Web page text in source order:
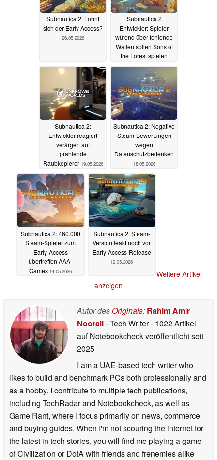
Subnautica 2: Lohnt
sich der Early Access?
26.05.2026
Subnautica 2
Entwickler: Spieler
wütend über fehlende
Waffen sollen Sons of
the Forest spielen
23.05.2026
Subnautica 2:
Entwickler reagiert
verärgert auf
prahlende
Raubkopierer 19.05.2026
Subnautica 2: Negative
Steam-Bewertungen
wegen
Datenschutzbedenken
18.05.2026
Subnautica 2: 460.000
Steam-Spieler zum
Early-Access
übertreffen AAA-
Games 14.05.2026
Subnautica 2: Steam-
Version leakt noch vor
Early-Access-Release
12.05.2026
Weitere Artikel
anzeigen
Autor des Originals: Rahim Amir
Noorali- Tech Writer- 1022 Artikel
auf Notebookcheck veröffentlichtseit
2025
I am a UAE-based tech writer who
likes to build and benchmark PCs both professionally and
as a hobby. I contribute to multiple tech publications,
including TechRadar and Notebookcheck, as well as
Game Rant, where I focus primarily on news, commerce,
and buying guides. When I'm not scouring the internet for
the latest in tech stories, you will find me playing a game
of Civilization or DotA with friends and frenemies alike